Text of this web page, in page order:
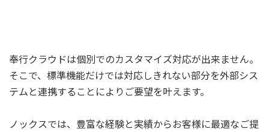
奉行クラウドは個別でのカスタマイズ対応が出来ません。
そこで、標準機能だけでは対応しきれない部分を外部シス
テムと連携することによりご要望を叶えます。
ノックスでは、豊富な経験と実績からお客様に最適なご提